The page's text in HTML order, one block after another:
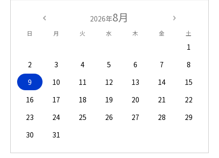
2026年8月
日 月 火 水 木 金 土
1
2
3 4 5 6 7
8
9
10 11 12 13 14
15
16
17 18 19 20 21
22
23
24 25 26 27 28
29
30
31